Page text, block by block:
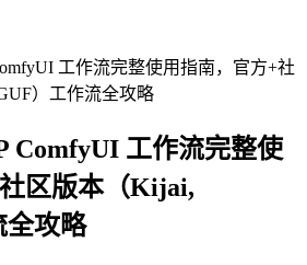
工作流完整使用指南，官方+社
）工作流全攻略
ComfyUI 工作流完整使
区版本（Kijai,
全攻略